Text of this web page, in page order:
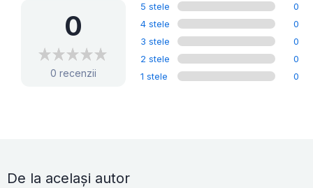
0
0 recenzii
5 stele
0
4 stele
0
3 stele
0
2 stele
0
1 stele
0
De la același autor